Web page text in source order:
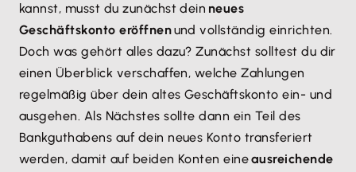
kannst, musst du zunächst dein neues
Geschäftskonto eröffnenund vollständig einrichten.
Doch was gehört alles dazu? Zunächst solltest du dir
einen Überblick verschaffen, welche Zahlungen
regelmäßig über dein altes Geschäftskonto ein- und
ausgehen. Als Nächstes sollte dann ein Teil des
Bankguthabens auf dein neues Konto transferiert
werden, damit auf beiden Konten eineausreichende